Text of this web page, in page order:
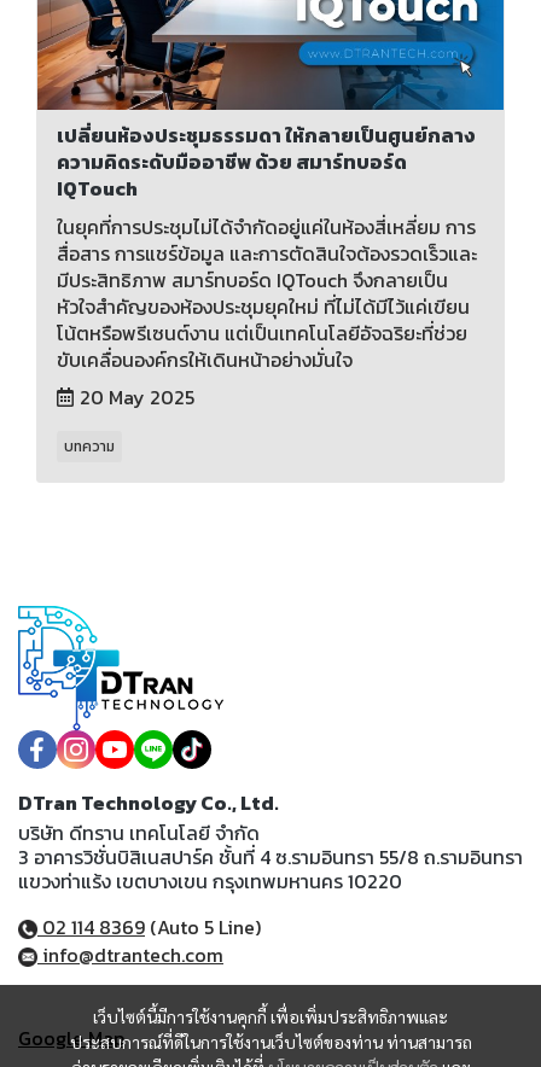
เปลี่ยนห้องประชุมธรรมดา ให้กลายเป็นศูนย์กลาง
ความคิดระดับมืออาชีพ ด้วย สมาร์ทบอร์ด
IQTouch
ในยุคที่การประชุมไม่ได้จำกัดอยู่แค่ในห้องสี่เหลี่ยม การ
สื่อสาร การแชร์ข้อมูล และการตัดสินใจต้องรวดเร็วและ
มีประสิทธิภาพ สมาร์ทบอร์ด IQTouch จึงกลายเป็น
หัวใจสำคัญของห้องประชุมยุคใหม่ ที่ไม่ได้มีไว้แค่เขียน
โน้ตหรือพรีเซนต์งาน แต่เป็นเทคโนโลยีอัจฉริยะที่ช่วย
ขับเคลื่อนองค์กรให้เดินหน้าอย่างมั่นใจ
20 May 2025
บทความ
เว็บไซต์นี้มีการใช้งานคุกกี้ เพื่อเพิ่มประสิทธิภาพและ
ประสบการณ์ที่ดีในการใช้งานเว็บไซต์ของท่าน ท่านสามารถ
DTran Technology Co., Ltd.
บริษัท ดีทราน เทคโนโลยี จำกัด
3 อาคารวิชั่นบิสิเนสปาร์ค ชั้นที่ 4 ซ.รามอินทรา 55/8 ถ.รามอินทรา
แขวงท่าแร้ง เขตบางเขน กรุงเทพมหานคร 10220
02 114 8369 (Auto 5 Line)
info@dtrantech.com
Google Map